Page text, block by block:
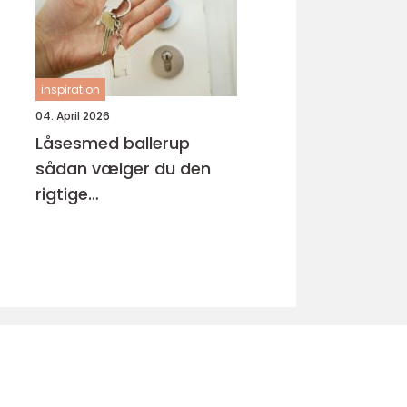
inspiration
04. April 2026
Låsesmed ballerup
sådan vælger du den
rigtige